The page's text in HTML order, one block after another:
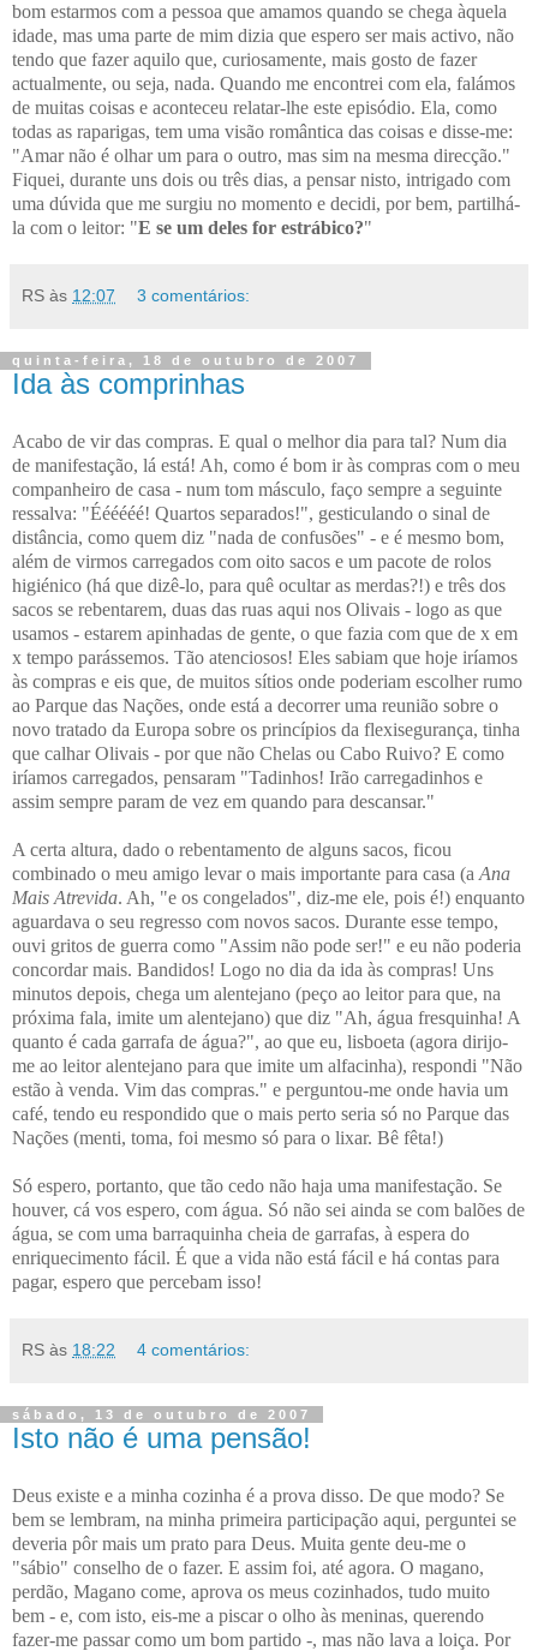
bom estarmos com a pessoa que amamos quando se chega àquela
idade, mas uma parte de mim dizia que espero ser mais activo, não
tendo que fazer aquilo que, curiosamente, mais gosto de fazer
actualmente, ou seja, nada. Quando me encontrei com ela, falámos
de muitas coisas e aconteceu relatar-lhe este episódio. Ela, como
todas as raparigas, tem uma visão romântica das coisas e disse-me:
"Amar não é olhar um para o outro, mas sim na mesma direcção."
Fiquei, durante uns dois ou três dias, a pensar nisto, intrigado com
uma dúvida que me surgiu no momento e decidi, por bem, partilhá-
la com o leitor: "E se um deles for estrábico?"
RS às 12:07 3 comentários:
quinta-feira, 18 de outubro de 2007
Ida às comprinhas
Acabo de vir das compras. E qual o melhor dia para tal? Num dia
de manifestação, lá está! Ah, como é bom ir às compras com o meu
companheiro de casa - num tom másculo, faço sempre a seguinte
ressalva: "Éééééé! Quartos separados!", gesticulando o sinal de
distância, como quem diz "nada de confusões" - e é mesmo bom,
além de virmos carregados com oito sacos e um pacote de rolos
higiénico (há que dizê-lo, para quê ocultar as merdas?!) e três dos
sacos se rebentarem, duas das ruas aqui nos Olivais - logo as que
usamos - estarem apinhadas de gente, o que fazia com que de x em
x tempo parássemos. Tão atenciosos! Eles sabiam que hoje iríamos
às compras e eis que, de muitos sítios onde poderiam escolher rumo
ao Parque das Nações, onde está a decorrer uma reunião sobre o
novo tratado da Europa sobre os princípios da flexisegurança, tinha
que calhar Olivais - por que não Chelas ou Cabo Ruivo? E como
iríamos carregados, pensaram "Tadinhos! Irão carregadinhos e
assim sempre param de vez em quando para descansar."
A certa altura, dado o rebentamento de alguns sacos, ficou
combinado o meu amigo levar o mais importante para casa (a Ana
Mais Atrevida. Ah, "e os congelados", diz-me ele, pois é!) enquanto
aguardava o seu regresso com novos sacos. Durante esse tempo,
ouvi gritos de guerra como "Assim não pode ser!" e eu não poderia
concordar mais. Bandidos! Logo no dia da ida às compras! Uns
minutos depois, chega um alentejano (peço ao leitor para que, na
próxima fala, imite um alentejano) que diz "Ah, água fresquinha! A
quanto é cada garrafa de água?", ao que eu, lisboeta (agora dirijo-
me ao leitor alentejano para que imite um alfacinha), respondi "Não
estão à venda. Vim das compras." e perguntou-me onde havia um
café, tendo eu respondido que o mais perto seria só no Parque das
Nações (menti, toma, foi mesmo só para o lixar. Bê fêta!)
Só espero, portanto, que tão cedo não haja uma manifestação. Se
houver, cá vos espero, com água. Só não sei ainda se com balões de
água, se com uma barraquinha cheia de garrafas, à espera do
enriquecimento fácil. É que a vida não está fácil e há contas para
pagar, espero que percebam isso!
RS às 18:22 4 comentários:
sábado, 13 de outubro de 2007
Isto não é uma pensão!
Deus existe e a minha cozinha é a prova disso. De que modo? Se
bem se lembram, na minha primeira participação aqui, perguntei se
deveria pôr mais um prato para Deus. Muita gente deu-me o
"sábio" conselho de o fazer. E assim foi, até agora. O magano,
perdão, Magano come, aprova os meus cozinhados, tudo muito
bem - e, com isto, eis-me a piscar o olho às meninas, querendo
fazer-me passar como um bom partido -, mas não lava a loiça. Por